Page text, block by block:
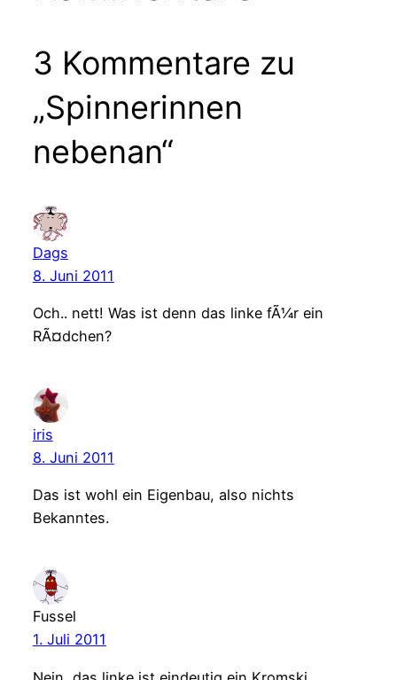
3 Kommentare zu
„Spinnerinnen
nebenan“
Dags
8. Juni 2011
Och.. nett! Was ist denn das linke fÃ¼r ein
RÃ¤dchen?
iris
8. Juni 2011
Das ist wohl ein Eigenbau, also nichts
Bekanntes.
Fussel
1. Juli 2011